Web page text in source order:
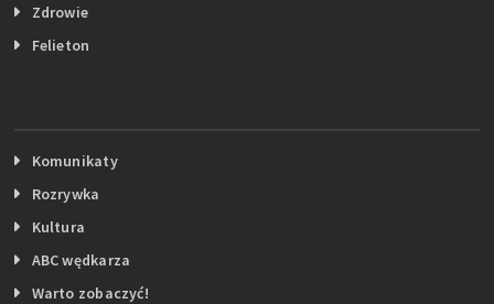
Zdrowie
Felieton
Komunikaty
Rozrywka
Kultura
ABC wędkarza
Warto zobaczyć!